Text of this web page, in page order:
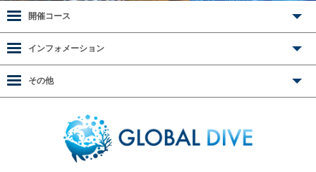
開催コース
インフォメーション
その他